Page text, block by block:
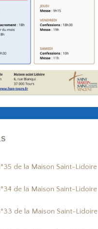
de la Maison Saint-Lidoire
de la Maison Saint-Lidoire
de la Maison Saint-Lidoire